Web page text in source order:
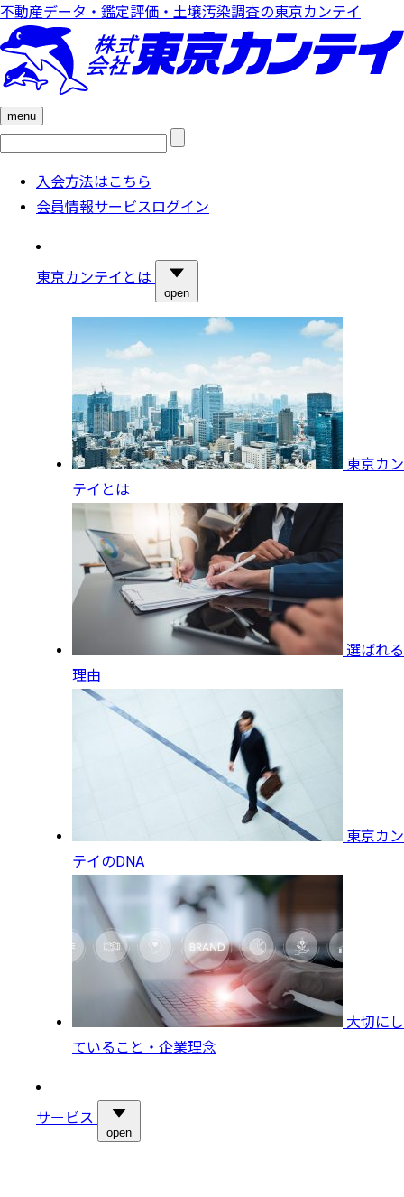
不動産データ・鑑定評価・土壌汚染調査の東京カンテイ
menu
検
入会方法はこちら
会員情報サービスログイン
東京カンテイとは
open
東京カン
テイとは
選ばれる
理由
東京カン
テイのDNA
大切にし
ていること・企業理念
サービス
open